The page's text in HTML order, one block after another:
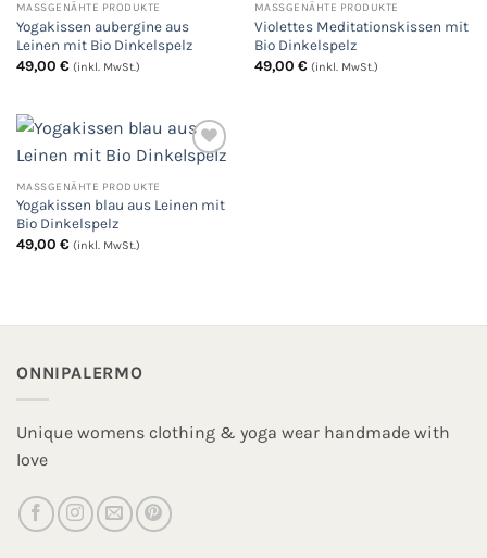
MASSGENÄHTE PRODUKTE
Yogakissen aubergine aus
Leinen mit Bio Dinkelspelz
49,00 € (inkl. MwSt.)
MASSGENÄHTE PRODUKTE
Violettes Meditationskissen mit
Bio Dinkelspelz
49,00 € (inkl. MwSt.)
die
MASSGENÄHTE PRODUKTE
Yogakissen blau aus Leinen mit
Bio Dinkelspelz
49,00 € (inkl. MwSt.)
ONNIPALERMO
Unique womens clothing & yoga wear handmade with
love